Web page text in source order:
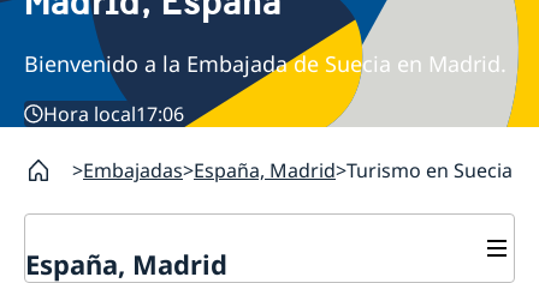
Bienvenido a la Embajada de Suecia en Madrid.
Hora local17:06
Embajadas España, Madrid Turismo en Suecia
España, Madrid